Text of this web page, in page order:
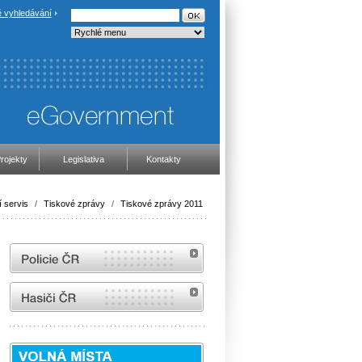
vyhledávání
Legislativa Kontakty
servis / Tiskové zprávy / Tiskové zprávy 2011
internetové stránky Policie ČR
internetové stránky Hasiči ČR